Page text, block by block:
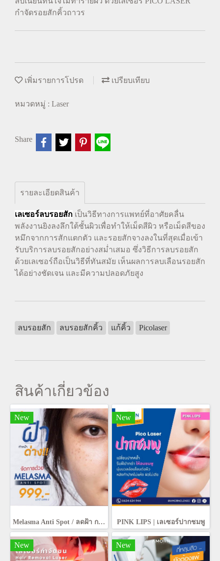
กำจัดรอยสักคิ้วถาวร
เพิ่มรายการโปรด เปรียบเทียบ
หมวดหมู่ : Laser
Share
รายละเอียดสินค้า
เลเซอร์ลบรอยสัก เป็นวิธีทางการแพทย์ที่อาศัยคลื่น
พลังงานยิงลงลึกใต้ชั้นผิวเพื่อทำให้เม็ดสีผิว หรือเม็ดสีของ
หมึกจากการสักแตกตัว และรอยสักจางลงในที่สุดเมื่อเข้า
รับบริการลบรอยสักอย่างสม่ำเสมอ ซึ่งวิธีการลบรอยสัก
ด้วยเลเซอร์ถือเป็นวิธีที่ทันสมัย เห็นผลการลบเลือนรอยสัก
ได้อย่างชัดเจน และมีความปลอดภัยสูง
ลบรอยสัก ลบรอยสักคิ้ว แก้คิ้ว Picolaser
สินค้าเกี่ยวข้อง
New
Melasma Anti Spot / ลดฝ้า กระ ความหมองคล้ำ
New
PINK LIPS | เลเซอร์ปากชมพู
New New